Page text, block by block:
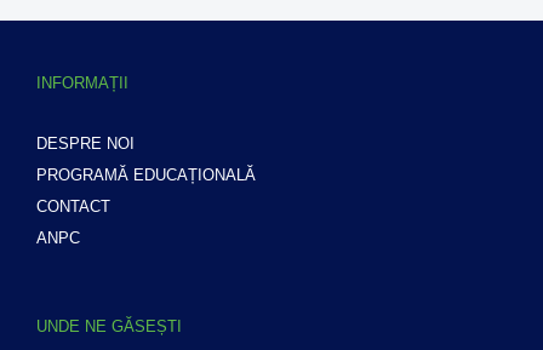
INFORMAȚII
DESPRE NOI
PROGRAMĂ EDUCAȚIONALĂ
CONTACT
ANPC
UNDE NE GĂSEȘTI